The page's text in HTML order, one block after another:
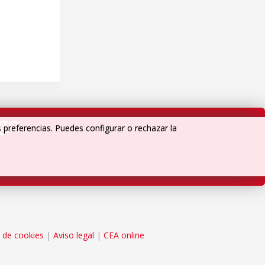
de cookies | Aviso legal | CEA online
Puedes configurar o rechazar la